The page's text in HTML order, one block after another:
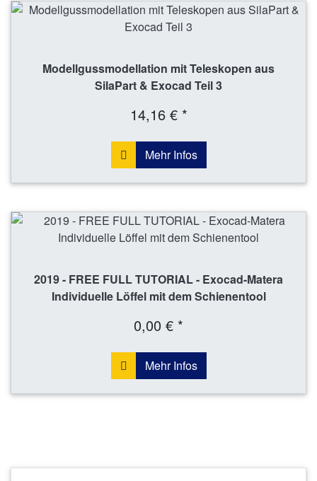
Modellgussmodellation mit Teleskopen aus
SilaPart & Exocad Teil 3
14,16 € *
Mehr Infos
2019 - FREE FULL TUTORIAL - Exocad-Matera
Individuelle Löffel mit dem Schienentool
0,00 € *
Mehr Infos